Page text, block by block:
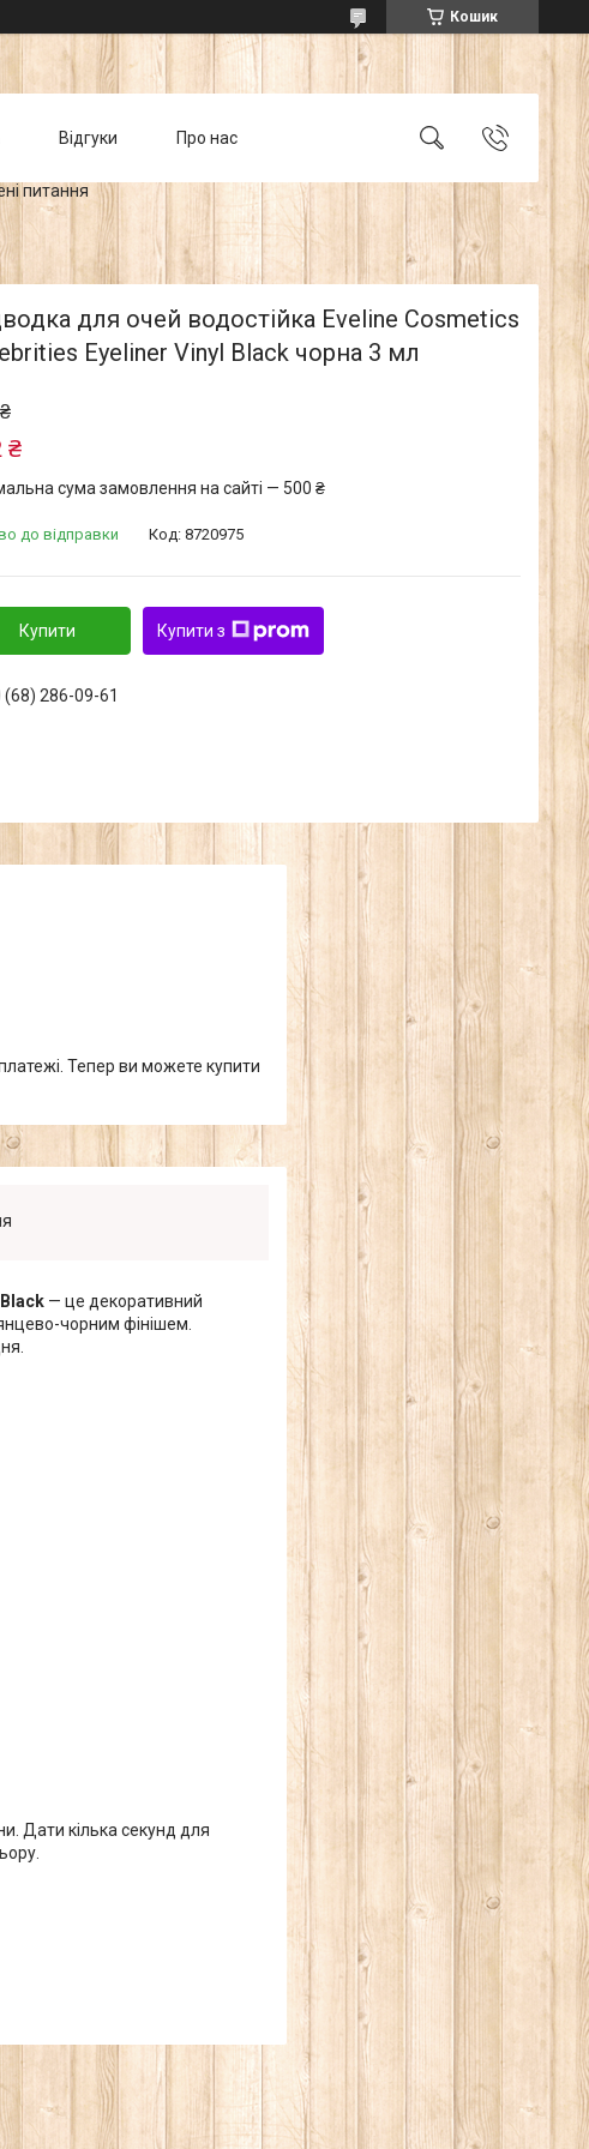
Кошик
Відгуки Про нас
питання
для очей водостійка Eveline Cosmetics
Eyeliner Vinyl Black чорна 3 мл
₴
сума замовлення на сайті — 500 ₴
до відправки Код: 8720975
Купити Купити з
(68) 286-09-61
Тепер ви можете купити
— це декоративний
чорним фінішем.
Дати кілька секунд для